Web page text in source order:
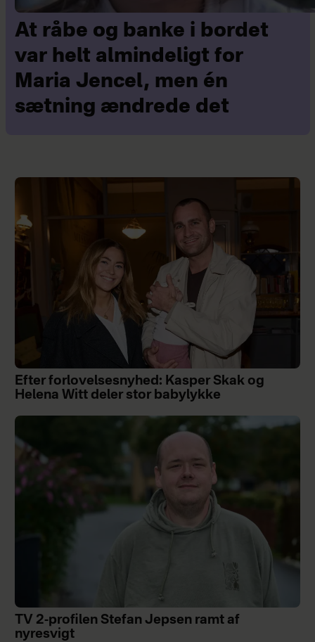
At råbe og banke i bordet
var helt almindeligt for
Maria Jencel, men én
sætning ændrede det
Efter forlovelsesnyhed: Kasper Skak og
Helena Witt deler stor babylykke
TV 2-profilen Stefan Jepsen ramt af
nyresvigt